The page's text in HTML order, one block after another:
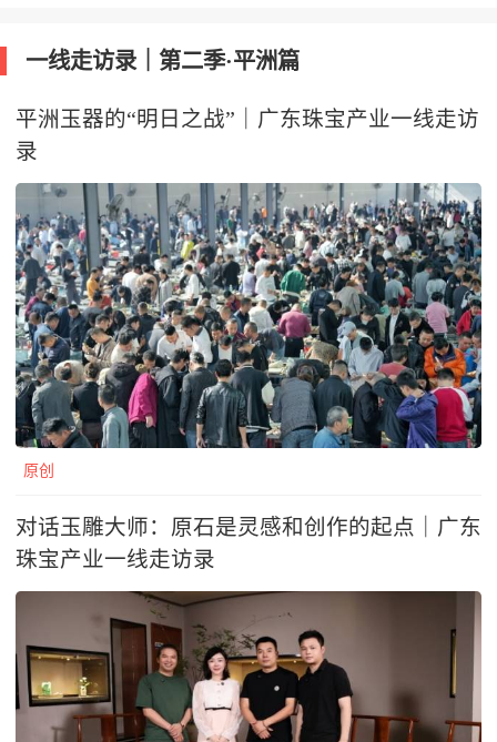
一线走访录｜第二季·平洲篇
平洲玉器的“明日之战”｜广东珠宝产业一线走访
录
原创
对话玉雕大师：原石是灵感和创作的起点｜广东
珠宝产业一线走访录